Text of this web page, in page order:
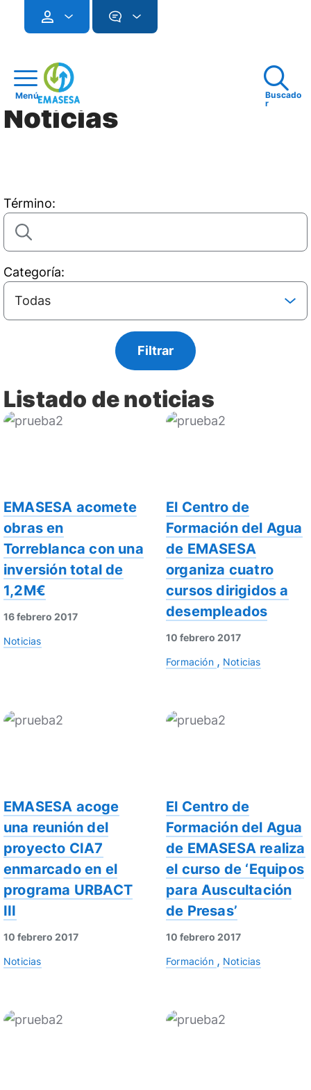
Menú
Buscado
r
Noticias
Término:
Categoría:
Listado de noticias
EMASESA acomete
obras en
Torreblanca con una
inversión total de
1,2M€
16 febrero 2017
Noticias
El Centro de
Formación del Agua
de EMASESA
organiza cuatro
cursos dirigidos a
desempleados
10 febrero 2017
Formación Noticias
EMASESA acoge
una reunión del
proyecto CIA7
enmarcado en el
programa URBACT
III
10 febrero 2017
Noticias
El Centro de
Formación del Agua
de EMASESA realiza
el curso de ‘Equipos
para Auscultación
de Presas’
10 febrero 2017
Formación Noticias